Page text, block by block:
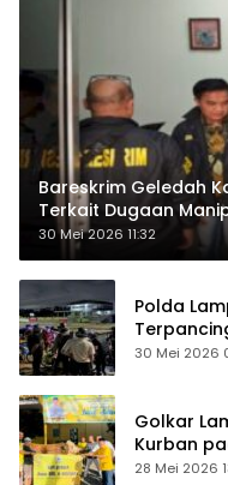
Bareskrim Geledah
Terkait Dugaan
30 Mei 2026 11:32
Polda
30 Mei 2026
Golkar
Kurban
28 Mei 2026